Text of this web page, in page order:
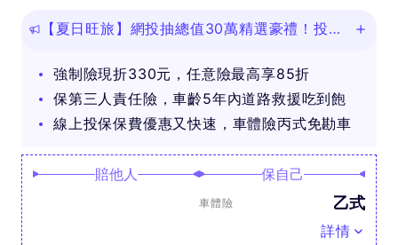
【夏日旺旅】網投抽總值30萬精選豪禮！投保
強制險現折330元，任意險最高享85折
保第三人責任險，車齡5年內道路救援吃到飽
線上投保保費優惠又快速，車體險丙式免勘車
賠他人 保自己
車體險 乙式
詳情